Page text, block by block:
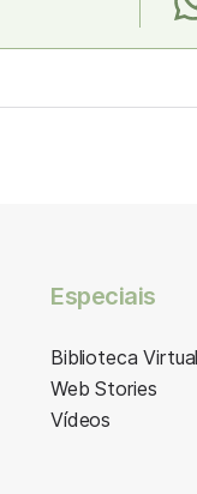
Especiais
Biblioteca Virtual
Web Stories
Vídeos